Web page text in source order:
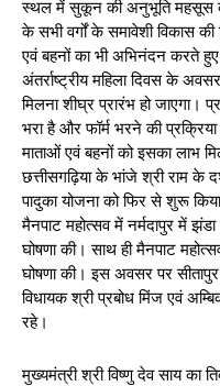
स्थल में सुकून की अनुभूति महसूस
के सभी वर्गों के समावेशी विकास
एवं बहनों का भी अभिनंदन करते
अंतर्राष्ट्रीय महिला दिवस के
मिलना शीघ्र प्रारंभ हो
भरा है और फॉर्म भरने की प्रक्रिया
माताओं एवं बहनों को इसका लाभ
छत्तीसगढ़िया के भांजे श्री राम के
पादुका योजना को फिर से शुरू
मैनपाट महोत्सव में नर्मदापुर में
घोषणा की। साथ ही मैनपाट
घोषणा की। इस अवसर पर सीतापुर
विधायक श्री प्रबोध मिंज एवं
रहे।
मुख्यमंत्री श्री विष्णु देव साय का